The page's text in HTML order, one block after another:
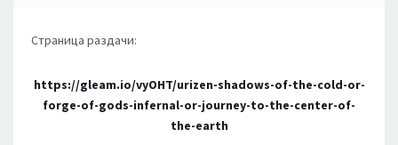
Страница раздачи:
https://gleam.io/vyOHT/urizen-shadows-of-the-cold-or-
forge-of-gods-infernal-or-journey-to-the-center-of-
the-earth